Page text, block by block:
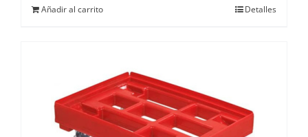
Añadir al carrito Detalles